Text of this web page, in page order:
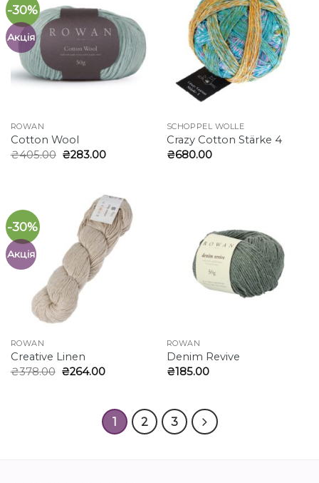
-30%
Акція
ROWAN
Cotton Wool
₴405.00 Оригінальна
₴283.00Поточна
SCHOPPEL WOLLE
Crazy Cotton Stärke 4
₴680.00
-30%
Акція
ROWAN
Creative Linen
₴378.00 Оригінальна
₴264.00Поточна
ROWAN
Denim Revive
₴185.00
1 2 3